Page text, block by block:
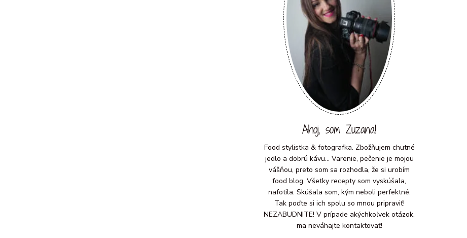
Ahoj, som Zuzana!
Food stylistka & fotografka. Zbožňujem chutné
jedlo a dobrú kávu... Varenie, pečenie je mojou
vášňou, preto som sa rozhodla, že si urobím
food blog. Všetky recepty som vyskúšala,
nafotila. Skúšala som, kým neboli perfektné.
Tak poďte si ich spolu so mnou pripraviť!
NEZABUDNITE! V prípade akýchkoľvek otázok,
ma neváhajte kontaktovať!